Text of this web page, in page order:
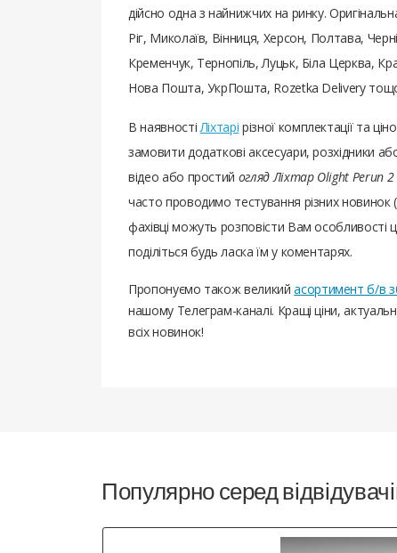
дійсно одна з найнижчих на ринку.
Ріг, Миколаїв, Вінниця, Херсон, Полтава,
Кременчук, Тернопіль, Луцьк, Біла Церква,
Нова Пошта, УкрПошта, Rozetka Delivery
В наявності Ліхтарі різної комплектації та
замовити додаткові аксесуари, розхідники
відео або простий огляд Ліхтар Olight Perun
часто проводимо тестування різних новинок
фахівці можуть розповісти Вам особливості
поділіться будь ласка їм у коментарях.
Пропонуємо також великийасортимент б/в
нашому Телеграм-каналі. Кращі ціни,
всіх новинок!
Популярно серед